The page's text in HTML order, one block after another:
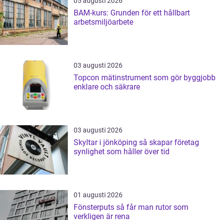
BAM-kurs: Grunden för ett hållbart
arbetsmiljöarbete
03 augusti 2026
Topcon mätinstrument som gör byggjobb
enklare och säkrare
03 augusti 2026
Skyltar i jönköping så skapar företag
synlighet som håller över tid
01 augusti 2026
Fönsterputs så får man rutor som
verkligen är rena